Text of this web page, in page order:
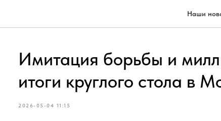
Наши
Имитация борьбы и
итоги круглого стола в
2026-05-04 11:15